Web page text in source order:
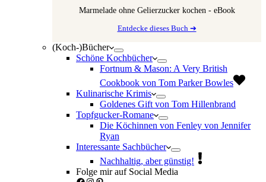
Marmelade ohne Gelierzucker kochen - eBook
Entdecke dieses Buch ➔
(Koch-)Bücher
Schöne Kochbücher
Fortnum & Mason: A Very British
Cookbook von Tom Parker Bowles
Kulinarische Krimis
Goldenes Gift von Tom Hillenbrand
Topfgucker-Romane
Die Köchinnen von Fenley von Jennifer
Ryan
Interessante Sachbücher
Nachhaltig, aber günstig!
Folge mir auf Social Media